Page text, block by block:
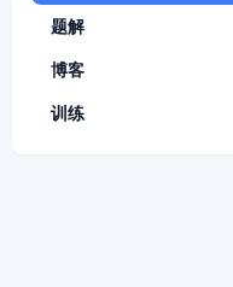
题解
博客
训练